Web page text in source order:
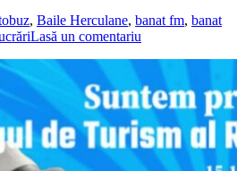
, Baile Herculane, banat fm, banat
Lasă un comentariu